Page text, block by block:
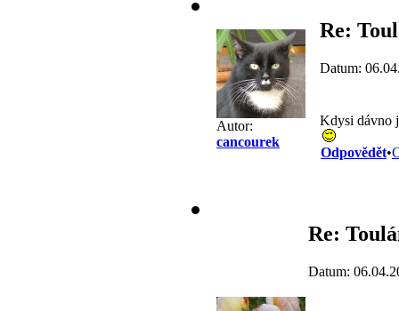
Autor:
cancourek
Re:
Datum:
Kdysi dávno
Odpovědět•
Re:
Datum: